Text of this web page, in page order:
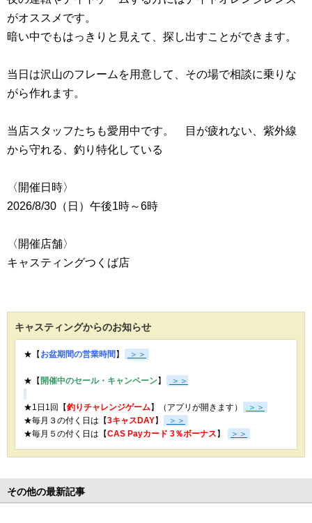
がオススメです。
暗い中でもはっきりと見えて、探し出すことができます。
当日は沢山のフレームを用意して、その場で相談に乗りな
がら作れます。
当店スタッフたちも愛用中です。 目が疲れない、紫外線
から守れる、釣り特化している
〈開催日時〉
2026/8/30（日）午後1時～6時
〈開催店舗〉
キャスティングつくば店
キャスティングからのお知らせ
★【お盆期間の営業時間】 ＞＞
★【開催中のセール・キャンペーン】 ＞＞
★1日1回【釣りチャレンジゲーム】（アプリが開きます）
＞＞
★毎月３の付く日は【3キャスDAY】
＞＞
★毎月５の付く日は【CAS Payカード 3％ボーナス】 ＞＞
その他の最新記事